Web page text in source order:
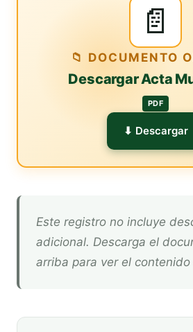
📄
📁 DOCUMENTO
Descargar Acta
PDF
⬇ Descargar
Este registro no incluye descripción
adicional. Descarga el
arriba para ver el contenido